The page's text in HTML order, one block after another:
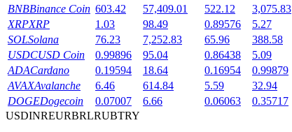
Launchpool
BNBBinance Coin 603.42 57,409.01 522.12 3,075.83
XRPXRP 1.03 98.49 0.89576 5.27
SOLSolana 76.23 7,252.83 65.96 388.58
USDCUSD Coin 0.99896 95.04 0.86438 5.09
ADACardano 0.19594 18.64 0.16954 0.99879
AVAXAvalanche 6.46 614.84 5.59 32.94
DOGEDogecoin 0.07007 6.66 0.06063 0.35717
USDINREURBRLRUBTRY